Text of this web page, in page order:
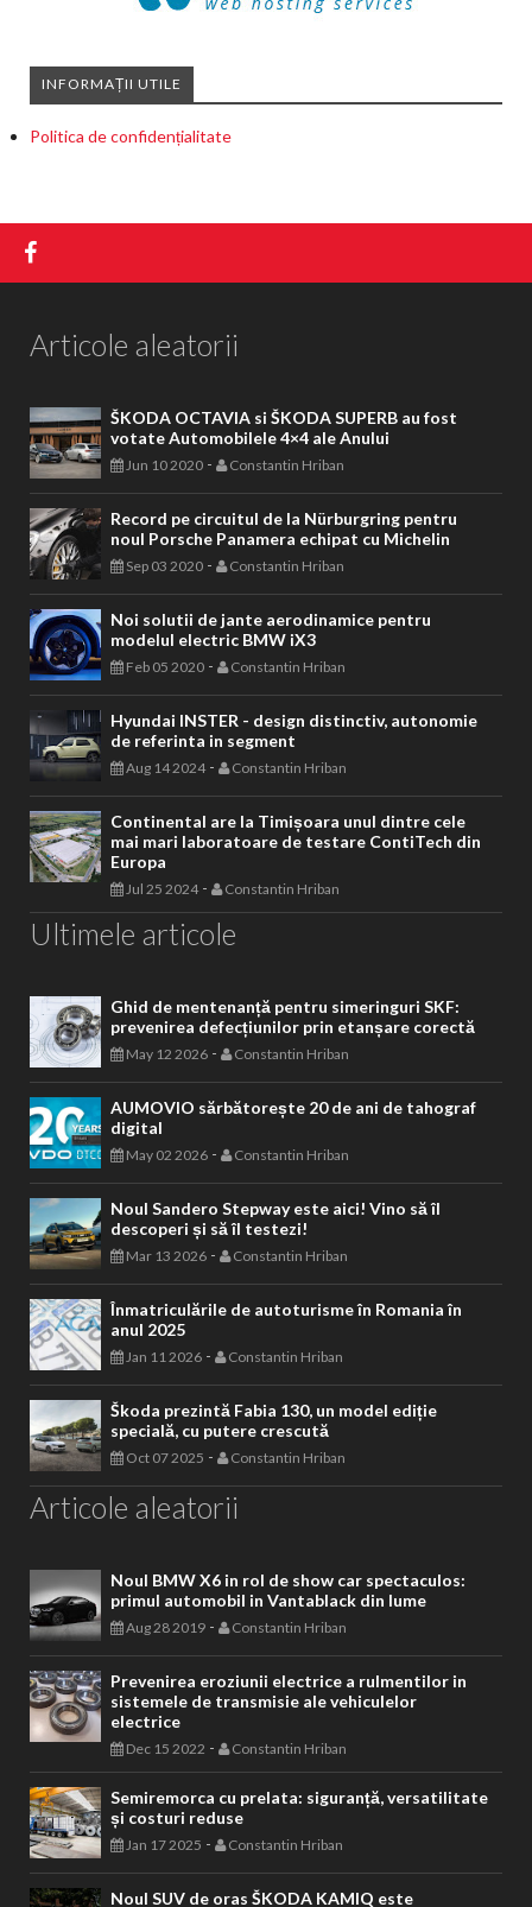
INFORMAȚII UTILE
Politica de confidențialitate
Articole aleatorii
ŠKODA OCTAVIA si ŠKODA SUPERB au fost
votate Automobilele 4×4 ale Anului
Jun 10 2020 - Constantin Hriban
Record pe circuitul de la Nürburgring pentru
noul Porsche Panamera echipat cu Michelin
Sep 03 2020 - Constantin Hriban
Noi solutii de jante aerodinamice pentru
modelul electric BMW iX3
Feb 05 2020 - Constantin Hriban
Hyundai INSTER - design distinctiv, autonomie
de referinta in segment
Aug 14 2024- Constantin Hriban
Continental are la Timișoara unul dintre cele
mai mari laboratoare de testare ContiTech din
Europa
Jul 25 2024- Constantin Hriban
Ultimele articole
Ghid de mentenanță pentru simeringuri SKF:
prevenirea defecțiunilor prin etanșare corectă
May 12 2026 - Constantin Hriban
AUMOVIO sărbătorește 20 de ani de tahograf
digital
May 02 2026 - Constantin Hriban
Noul Sandero Stepway este aici! Vino să îl
descoperi și să îl testezi!
Mar 13 2026 - Constantin Hriban
Înmatriculările de autoturisme în Romania în
anul 2025
Jan 11 2026 - Constantin Hriban
Škoda prezintă Fabia 130, un model ediție
specială, cu putere crescută
Oct 07 2025 - Constantin Hriban
Articole aleatorii
Noul BMW X6 in rol de show car spectaculos:
primul automobil in Vantablack din lume
Aug 28 2019 - Constantin Hriban
Prevenirea eroziunii electrice a rulmentilor in
sistemele de transmisie ale vehiculelor
electrice
Dec 15 2022 - Constantin Hriban
Semiremorca cu prelata: siguranță, versatilitate
și costuri reduse
Jan 17 2025 - Constantin Hriban
Noul SUV de oras ŠKODA KAMIQ este